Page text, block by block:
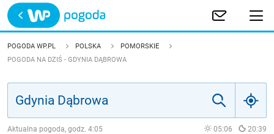
Trwa ładowanie
POLSKA
POGODA WP.PL POLSKA
POMORSKIE
POGODA NA DZIŚ - GDYNIA DĄBROWA
Aktualna pogoda, godz. 4:05 05:06 20:39